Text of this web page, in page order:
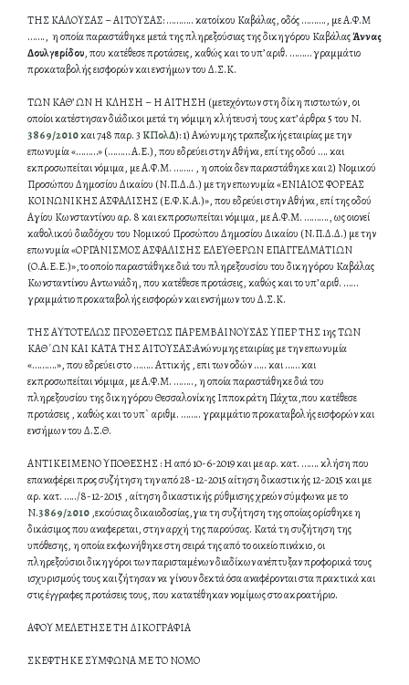
ΤΗΣ ΚΑΛΟΥΣΑΣ – ΑΙΤΟΥΣΑΣ: ……….. κατοίκου Καβάλας, οδός ………., με Α.Φ.Μ
……., η οποία παραστάθηκε μετά της πληρεξούσιας της δικηγόρου ΚαβάλαςΆννας
Δουλγερίδου, που κατέθεσε προτάσεις, καθώς και το υπ’ αριθ. ……… γραμμάτιο
προκαταβολής εισφορών και ενσήμων του Δ.Σ.Κ.
ΤΩΝ ΚΑΘ’ ΩΝ Η ΚΛΗΣΗ – Η ΑΙΤΗΣΗ (μετεχόντων στη δίκη πιστωτών, οι
οποίοι κατέστησαν διάδικοι μετά τη νόμιμη κλήτευσή τους κατ’ άρθρα 5 του Ν.
3869/2010και 748 παρ. 3 ΚΠολΔ): 1) Ανώνυμης τραπεζικής εταιρίας με την
επωνυμία «………» (……… Α.Ε.), που εδρεύει στην Αθήνα, επί της οδού …. και
εκπροσωπείται νόμιμα, με Α.Φ.Μ. …….. , η οποία δεν παραστάθηκε και 2) Νομικού
Προσώπου Δημοσίου Δικαίου (Ν.Π.Δ.Δ.) με την επωνυμία «ΕΝΙΑΙΟΣ ΦΟΡΕΑΣ
ΚΟΙΝΩΝΙΚΗΣ ΑΣΦΑΛΙΣΗΣ (Ε.Φ.Κ.Α.)», που εδρεύει στην Αθήνα, επί της οδού
Αγίου Κωνσταντίνου αρ. 8 και εκπροσωπείται νόμιμα, με Α.Φ.Μ. ………., ως οιονεί
καθολικού διαδόχου του Νομικού Προσώπου Δημοσίου Δικαίου (Ν.Π.Δ.Δ.) με την
επωνυμία «ΟΡΓΑΝΙΣΜΟΣ ΑΣΦΑΛΙΣΗΣ ΕΛΕΥΘΕΡΩΝ ΕΠΑΓΓΕΛΜΑΤΙΩΝ
(Ο.Α.Ε.Ε.)»,το οποίο παραστάθηκε διά του πληρεξουσίου του δικηγόρου Καβάλας
Κωνσταντίνου Αντωνιάδη, που κατέθεσε προτάσεις, καθώς και το υπ’ αριθ. ……
γραμμάτιο προκαταβολής εισφορών και ενσήμων του Δ.Σ.Κ.
ΤΗΣ ΑΥΤΟΤΕΛΩΣ ΠΡΟΣΘΕΤΩΣ ΠΑΡΕΜΒΑΙΝΟΥΣΑΣ ΥΠΕΡ ΤΗΣ 1ης ΤΩΝ
ΚΑΘ΄ΩΝ ΚΑΙ ΚΑΤΑ ΤΗΣ ΑΙΤΟΥΣΑΣ:Ανώνυμης εταιρίας με την επωνυμία
«……….», που εδρεύει στο …….. Αττικής , επι των οδών ….. και …… και
εκπροσωπείται νόμιμα, με Α.Φ.Μ. …….., η οποία παραστάθηκε διά του
πληρεξουσίου της δικηγόρου Θεσσαλονίκης Ιπποκράτη Πάχτα,που κατέθεσε
προτάσεις , καθώς και το υπ` αριθμ. …….. γραμμάτιο προκαταβολής εισφορών και
ενσήμων του Δ.Σ.Θ.
ΑΝΤΙΚΕΙΜΕΝΟ ΥΠΟΘΕΣΗΣ : Η από 10-6-2019 και με αρ. κατ. ……. κλήση που
επαναφέρει προς συζήτηση την από 28-12-2015 αίτηση δικαστικής 12-2015 και με
αρ. κατ. …../8-12-2015 , αίτηση δικαστικής ρύθμισης χρεών σύμφωνα με το
Ν.3869/2010,εκούσιας δικαιοδοσίας,για τη συζήτηση της οποίας ορίσθηκε η
δικάσιμος που αναφερεται, στην αρχή της παρούσας. Κατά τη συζήτηση της
υπόθεσης, η οποία εκφωνήθηκε στη σειρά της από το οικείο πινάκιο, οι
πληρεξούσιοι δικηγόροι των παρισταμένων διαδίκων ανέπτυξαν προφορικά τους
ισχυρισμούς τους και ζήτησαν να γίνουν δεκτά όσα αναφέρονται στα πρακτικά και
στις έγγραφες προτάσεις τους, που κατατέθηκαν νομίμως στο ακροατήριο.
ΑΦΟΥ ΜΕΛΕΤΗΣΕ ΤΗ ΔΙΚΟΓΡΑΦΙΑ
ΣΚΕΦΤΗΚΕ ΣΥΜΦΩΝΑ ΜΕ ΤΟ ΝΟΜΟ